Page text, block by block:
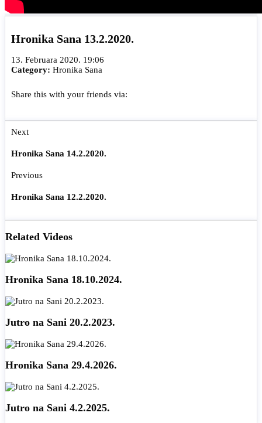
Hronika Sana 13.2.2020.
13. Februara 2020. 19:06
Category: Hronika Sana
Share this with your friends via:
Next
Hronika Sana 14.2.2020.
Previous
Hronika Sana 12.2.2020.
Related Videos
Hronika Sana 18.10.2024.
Jutro na Sani 20.2.2023.
Hronika Sana 29.4.2026.
Jutro na Sani 4.2.2025.